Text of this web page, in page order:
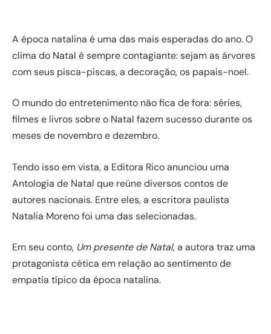
A época natalina é uma das mais esperadas do ano. O
clima do Natal é sempre contagiante: sejam as árvores
com seus pisca-piscas, a decoração, os papais-noel.
O mundo do entretenimento não fica de fora: séries,
filmes e livros sobre o Natal fazem sucesso durante os
meses de novembro e dezembro.
Tendo isso em vista, a Editora Rico anunciou uma
Antologia de Natal que reúne diversos contos de
autores nacionais. Entre eles, a escritora paulista
Natalia Moreno foi uma das selecionadas.
Em seu conto, Um presente de Natal, a autora traz uma
protagonista cética em relação ao sentimento de
empatia típico da época natalina.